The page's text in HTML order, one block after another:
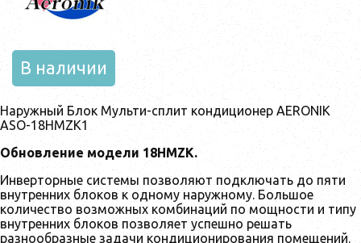
В наличии
Наружный Блок Мульти-сплит кондиционер AERONIK
ASO-18HMZK1
Обновление модели 18HMZK.
Инверторные системы позволяют подключать до пяти
внутренних блоков к одному наружному. Большое
количество возможных комбинаций по мощности и типу
внутренних блоков позволяет успешно решать
разнообразные задачи кондиционирования помещений.